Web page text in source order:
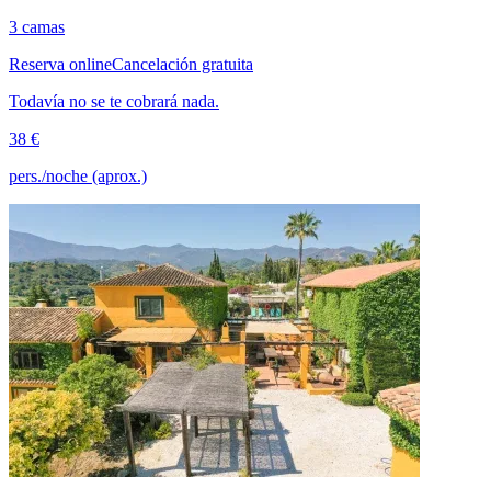
3 camas
Reserva onlineCancelación gratuita
Todavía no se te cobrará nada.
38 €
pers./noche (aprox.)